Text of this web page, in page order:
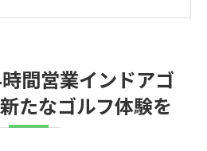
ン技術でリアルなコース体
間営業インドアゴ
たなゴルフ体験を